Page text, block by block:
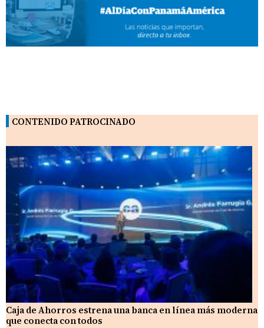
CONTENIDO PATROCINADO
Caja de Ahorros estrena una banca en línea más moderna
que conecta con todos